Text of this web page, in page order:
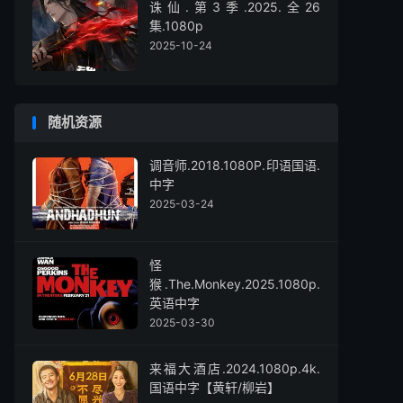
诛仙.第3季.2025.全26
集.1080p
2025-10-24
随机资源
调音师.2018.1080P.印语国语.
中字
2025-03-24
怪
猴.The.Monkey.2025.1080p.
英语中字
2025-03-30
来福大酒店.2024.1080p.4k.
国语中字【黄轩/柳岩】